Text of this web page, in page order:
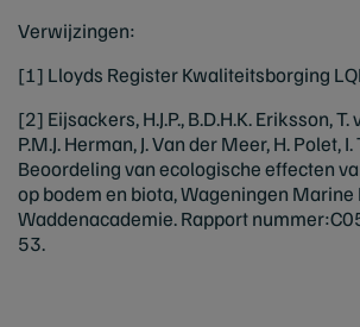
Verwijzingen:
[1] Lloyds Register Kwaliteitsborging
[2] Eijsackers, H.J.P., B.D.H.K. Eriksson,
P.M.J. Herman, J. Van der Meer, H. Polet,
Beoordeling van ecologische effecten
op bodem en biota, Wageningen Marine
Waddenacademie. Rapport
53.